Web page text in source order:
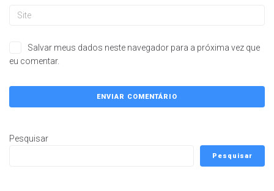
Salvar meus dados neste navegador para a próxima vez que
eu comentar.
Pesquisar
Pesquisar